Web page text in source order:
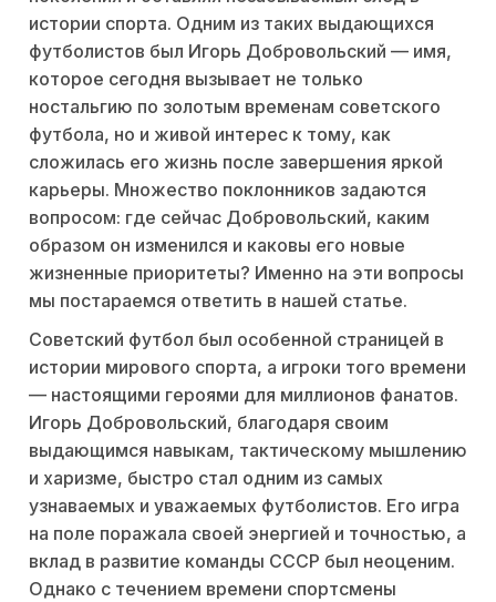
истории спорта. Одним из таких выдающихся
футболистов был Игорь Добровольский — имя,
которое сегодня вызывает не только
ностальгию по золотым временам советского
футбола, но и живой интерес к тому, как
сложилась его жизнь после завершения яркой
карьеры. Множество поклонников задаются
вопросом: где сейчас Добровольский, каким
образом он изменился и каковы его новые
жизненные приоритеты? Именно на эти вопросы
мы постараемся ответить в нашей статье.
Советский футбол был особенной страницей в
истории мирового спорта, а игроки того времени
— настоящими героями для миллионов фанатов.
Игорь Добровольский, благодаря своим
выдающимся навыкам, тактическому мышлению
и харизме, быстро стал одним из самых
узнаваемых и уважаемых футболистов. Его игра
на поле поражала своей энергией и точностью, а
вклад в развитие команды СССР был неоценим.
Однако с течением времени спортсмены